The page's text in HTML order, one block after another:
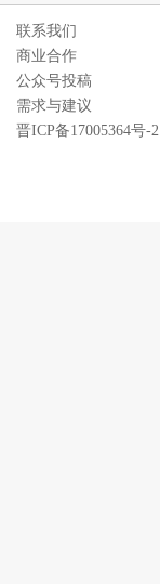
联系我们
商业合作
公众号投稿
需求与建议
晋ICP备17005364号-2